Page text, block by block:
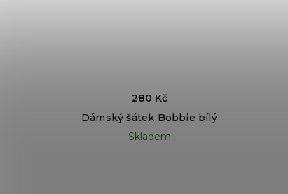
Dámský šátek Bobbie bílý
Skladem
280 Kč